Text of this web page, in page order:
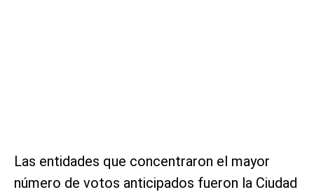
Las entidades que concentraron el mayor
número de votos anticipados fueron la Ciudad